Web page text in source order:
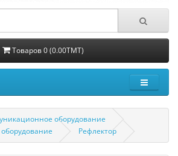
Товаров 0 (0.00TMT)
оборудование
Рефлектор